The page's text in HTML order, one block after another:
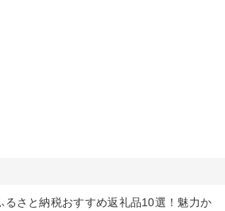
るさと納税おすすめ返礼品10選！魅力か